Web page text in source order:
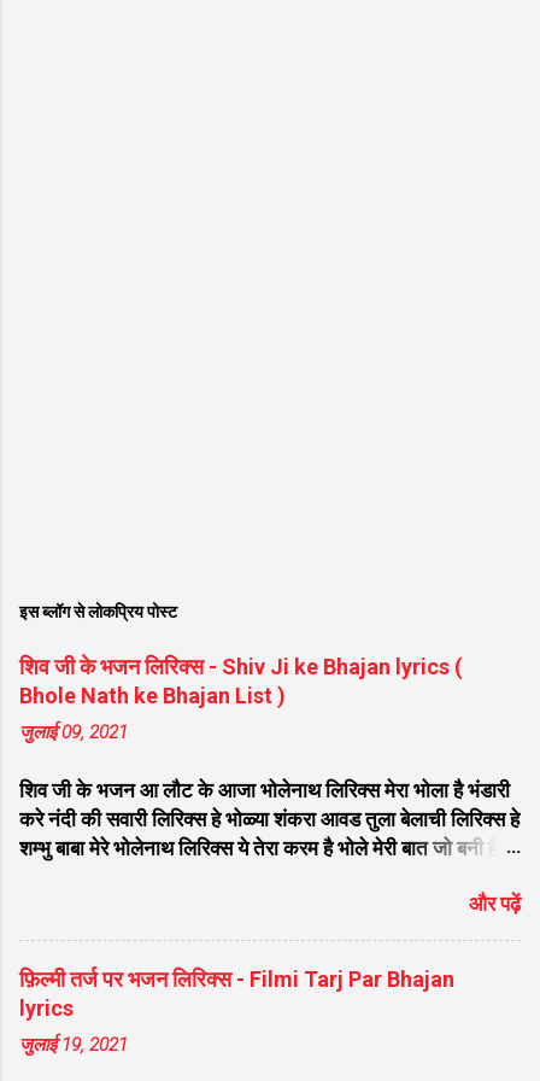
इस ब्लॉग से लोकप्रिय पोस्ट
शिव जी के भजन लिरिक्स - Shiv Ji ke Bhajan lyrics (
Bhole Nath ke Bhajan List )
जुलाई 09, 2021
शिव जी के भजन आ लौट के आजा भोलेनाथ लिरिक्स मेरा भोला है भंडारी
करे नंदी की सवारी लिरिक्स हे भोळ्या शंकरा आवड तुला बेलाची लिरिक्स हे
शम्भु बाबा मेरे भोलेनाथ लिरिक्स ये तेरा करम है भोले मेरी बात जो बनी है
गुलशन सा मेरे भोलेनाथ आये है लिरिक्स नगर में जोगी आया भेद कोई
समझ ना पाया लिरिक्स शिवजी तेरे द्वार हम भी आयेंगे लिरिक्स सांसो की
माला पे सिमरु मै शिव का नाम लिरिक्स डम डम डमरू बजाना होगा भोले
मेरी कुटिया में आना होगा लिरिक्स मेरे भोले से भोले बाबा लिरिक्स भोलेनाथ
का चेला लिरिक्स भोले चेला बना लेना लिरिक्स सिर पे विराजे गंगा की धार
लिरिक्स महादेवा - Mahadeva Hansraj Raghuwanshi लिरिक्स
और पढ़ें
फ़िल्मी तर्ज पर भजन लिरिक्स - Filmi Tarj Par Bhajan
lyrics
जुलाई 19, 2021